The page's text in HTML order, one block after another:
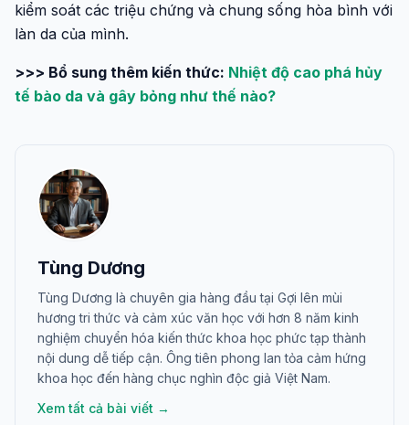
kiểm soát các triệu chứng và chung sống hòa bình với
làn da của mình.
>>> Bổ sung thêm kiến thức: Nhiệt độ cao phá hủy
tế bào da và gây bỏng như thế nào?
Tùng Dương
Tùng Dương là chuyên gia hàng đầu tại Gợi lên mùi
hương tri thức và cảm xúc văn học với hơn 8 năm kinh
nghiệm chuyển hóa kiến thức khoa học phức tạp thành
nội dung dễ tiếp cận. Ông tiên phong lan tỏa cảm hứng
khoa học đến hàng chục nghìn độc giả Việt Nam.
Xem tất cả bài viết →